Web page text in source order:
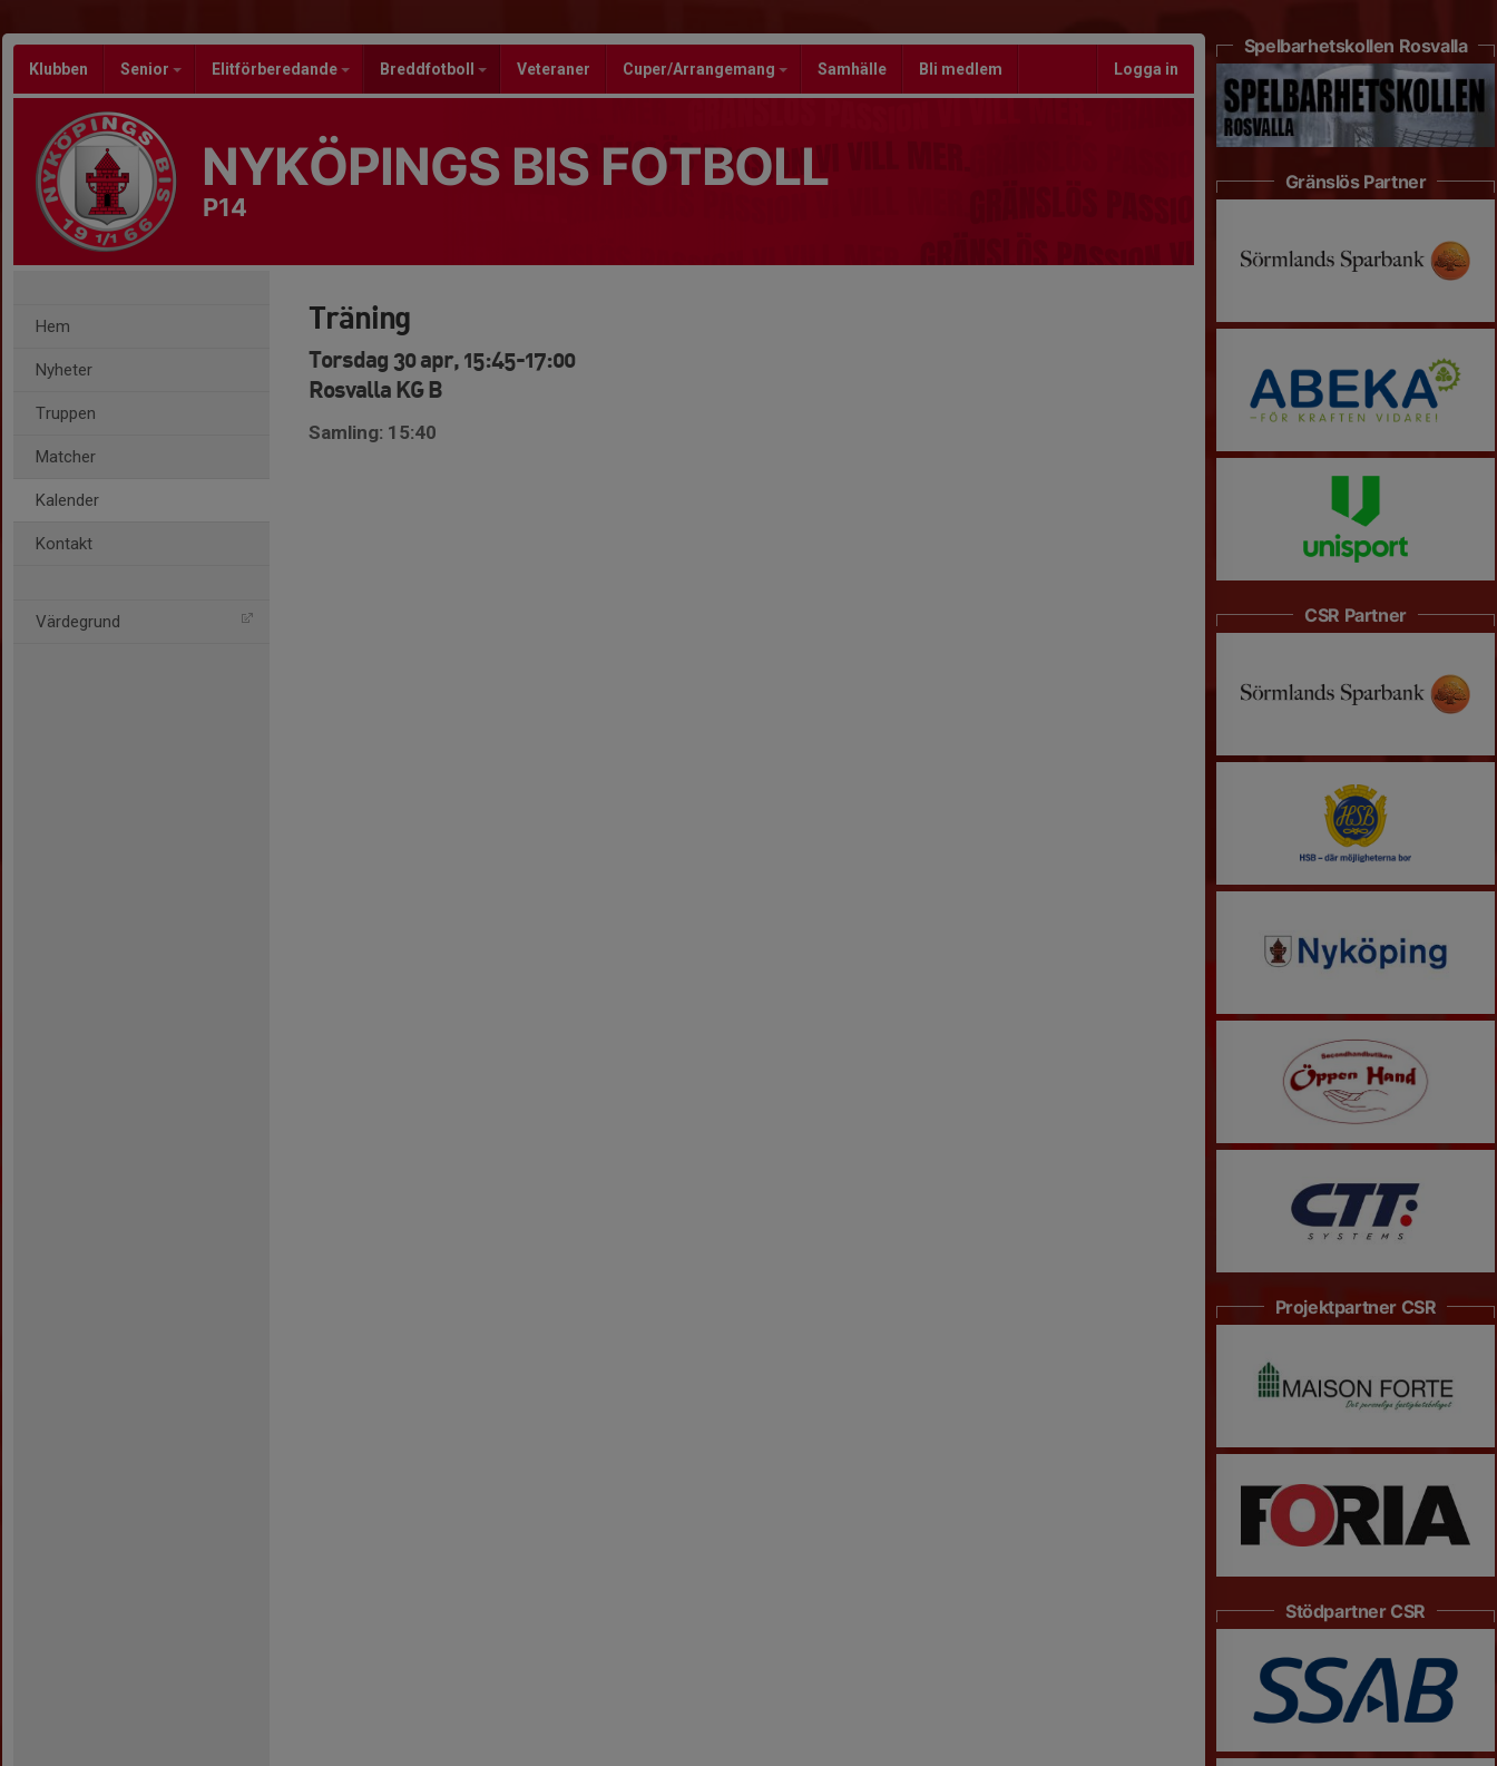
Klubben Senior Elitförberedande Breddfotboll Veteraner Cuper/Arrangemang Samhälle Bli medlem Logga in
NYKÖPINGS BIS FOTBOLL
P14
Hem
Nyheter
Truppen
Matcher
Kalender
Kontakt
Värdegrund
Träning
Torsdag 30 apr, 15:45-17:00
Rosvalla KG B
Samling: 15:40
Spelbarhetskollen Rosvalla
Gränslös Partner
CSR Partner
Projektpartner CSR
Stödpartner CSR